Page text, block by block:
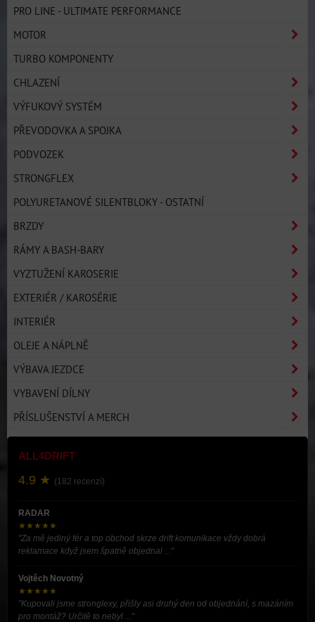
PRO LINE - ULTIMATE PERFORMANCE
MOTOR
TURBO KOMPONENTY
CHLAZENÍ
VÝFUKOVÝ SYSTÉM
PŘEVODOVKA A SPOJKA
PODVOZEK
STRONGFLEX
POLYURETANOVÉ SILENTBLOKY - OSTATNÍ
BRZDY
RÁMY A BASH-BARY
VYZTUŽENÍ KAROSERIE
EXTERIÉR / KAROSÉRIE
INTERIÉR
OLEJE A NÁPLNĚ
VÝBAVA JEZDCE
VYBAVENÍ DÍLNY
PŘÍSLUŠENSTVÍ A MERCH
ALL4DRIFT
4.9 ★ (182 recenzí)
RADAR
★★★★★
"Za mě jediný fér a top obchod skrze drift komunikace vždy dobrá
reklamace když jsem špatně objednal ..."
Vojtěch Novotný
★★★★★
"Kupovali jsme stronglexy, přišly asi druhý den od objednání, s mazáním
pro montáž? Určitě to nebyl ..."